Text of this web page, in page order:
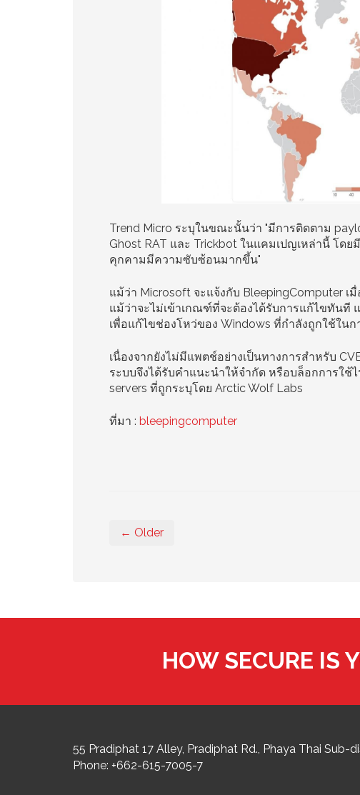
Trend Micro ระบุในขณะนั้นว่า "มีการติดตาม
Gh0st RAT และ Trickbot ในแคมเปญเหล่านี้ โด
คุกคามมีความซับซ้อนมากขึ้น"
แม้ว่า Microsoft จะแจ้งกับ BleepingComputer
แม้ว่าจะไม่เข้าเกณฑ์ที่จะต้องได้รับการแก้ไขทันที
เพื่อแก้ไขช่องโหว่ของ Windows ที่กำลังถูกใช้ใน
เนื่องจากยังไม่มีแพตช์อย่างเป็นทางการสำหรับ
ระบบจึงได้รับคำแนะนำให้จำกัด หรือบล็อกการใช้
servers ที่ถูกระบุโดย Arctic Wolf Labs
ที่มา : bleepingcomputer
← Older
HOW SECURE IS
55 Pradiphat 17 Alley, Pradiphat Rd., Phaya Thai Sub-
Phone: +662-615-7005-7